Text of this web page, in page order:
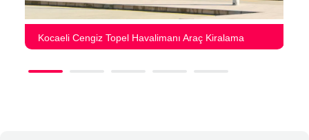
Kocaeli Cengiz Topel Havalimanı Araç Kiralama